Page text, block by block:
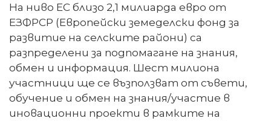
На ниво ЕС близо 2,1 милиарда евро от
ЕЗФРСР (Европейски земеделски фонд за
развитие на селските райони) са
разпределени за подпомагане на знания,
обмен и информация. Шест милиона
участници ще се възползват от съвети,
обучение и обмен на знания/участие в
иновационни проекти в рамките на